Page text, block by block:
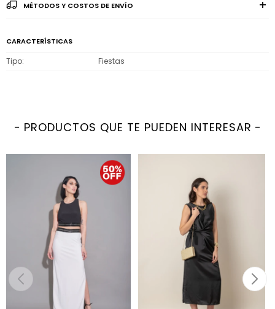
MÉTODOS Y COSTOS DE ENVÍO
CARACTERÍSTICAS
Tipo Fiestas
PRODUCTOS QUE TE PUEDEN INTERESAR